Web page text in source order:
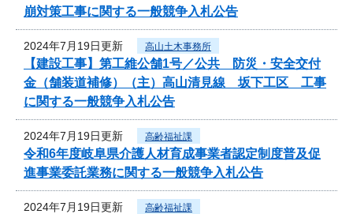
崩対策工事に関する一般競争入札公告
2024年7月19日更新 高山土木事務所
【建設工事】第工維公舗1号／公共 防災・安全交付
金（舗装道補修）（主）高山清見線 坂下工区 工事
に関する一般競争入札公告
2024年7月19日更新 高齢福祉課
令和6年度岐阜県介護人材育成事業者認定制度普及促
進事業委託業務に関する一般競争入札公告
2024年7月19日更新 高齢福祉課